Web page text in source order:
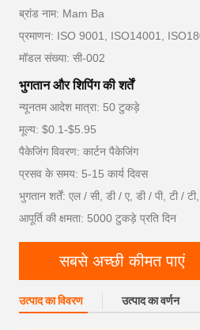
ब्रांड नाम: Mam Ba
प्रमाणन: ISO 9001, ISO14001,
मॉडल संख्या: सी-002
भुगतान और शिपिंग की शर्तें
न्यूनतम आदेश मात्रा: 50 टुकड़े
मूल्य: $0.1-$5.95
पैकेजिंग विवरण: कार्टन पैकेजिंग
प्रसव के समय: 5-15 कार्य दिवस
भुगतान शर्तें: एल / सी, डी / ए, डी / पी, टी /
आपूर्ति की क्षमता: 5000 टुकड़े प्रति दिन
सबसे अच्छी कीमत पाएं
उत्पाद का विवरण उत्पाद का वर्णन